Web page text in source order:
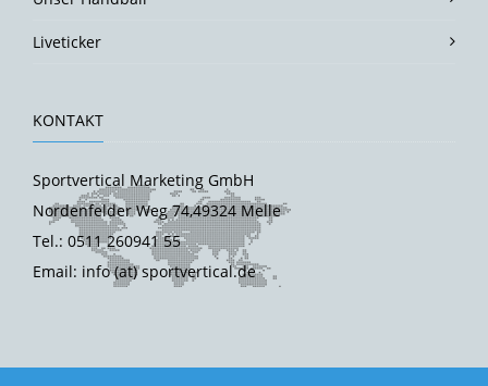
Liveticker
KONTAKT
Sportvertical Marketing GmbH
Nordenfelder Weg 74,49324 Melle
Tel.: 0511 260941 55
Email: info (at) sportvertical.de